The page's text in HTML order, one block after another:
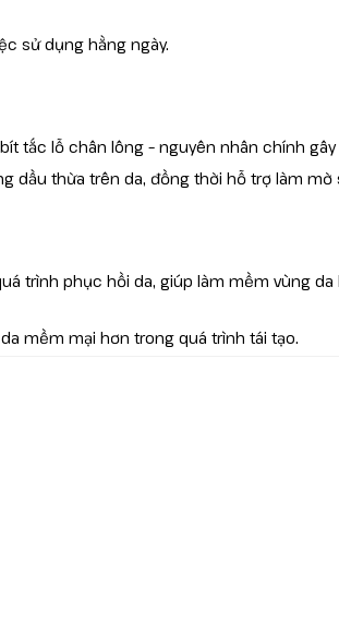
sử dụng hằng ngày.
tắc lỗ chân lông – nguyên nhân chính
dầu thừa trên da, đồng thời hỗ trợ làm mờ
trình phục hồi da, giúp làm mềm vùng da
mềm mại hơn trong quá trình tái tạo.